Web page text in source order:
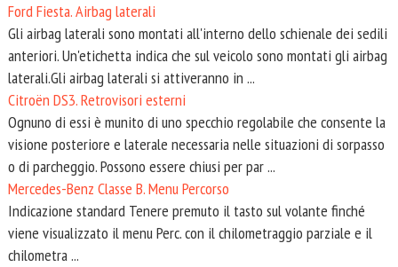
Ford Fiesta. Airbag laterali
Gli airbag laterali sono montati all'interno dello schienale dei sedili
anteriori. Un'etichetta indica che sul veicolo sono montati gli airbag
laterali.Gli airbag laterali si attiveranno in ...
Citroën DS3. Retrovisori esterni
Ognuno di essi è munito di uno specchio regolabile che consente la
visione posteriore e laterale necessaria nelle situazioni di sorpasso
o di parcheggio. Possono essere chiusi per par ...
Mercedes-Benz Classe B. Menu Percorso
Indicazione standard Tenere premuto il tasto sul volante finché
viene visualizzato il menu Perc. con il chilometraggio parziale e il
chilometra ...